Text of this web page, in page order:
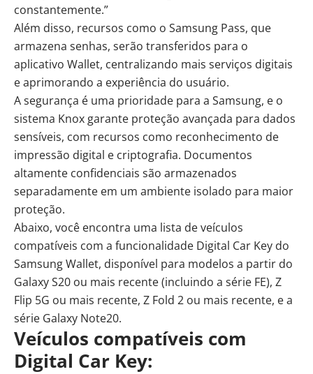
constantemente.”
Além disso, recursos como o Samsung Pass, que
armazena senhas, serão transferidos para o
aplicativo Wallet, centralizando mais serviços digitais
e aprimorando a experiência do usuário.
A segurança é uma prioridade para a Samsung, e o
sistema Knox garante proteção avançada para dados
sensíveis, com recursos como reconhecimento de
impressão digital e criptografia. Documentos
altamente confidenciais são armazenados
separadamente em um ambiente isolado para maior
proteção.
Abaixo, você encontra uma lista de veículos
compatíveis com a funcionalidade Digital Car Key do
Samsung Wallet, disponível para modelos a partir do
Galaxy S20 ou mais recente (incluindo a série FE), Z
Flip 5G ou mais recente, Z Fold 2 ou mais recente, e a
série Galaxy Note20.
Veículos compatíveis com
Digital Car Key: